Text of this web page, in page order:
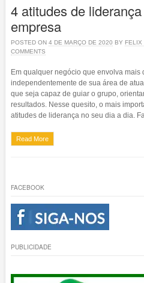
4 atitudes de
empresa
POSTED ON 4 DE MARÇO DE 2020 BY FELIX
COMMENTS
Em qualquer negócio que envolva mais
independentemente de sua área de
que seja capaz de guiar o grupo,
resultados. Nesse quesito, o mais
atitudes de liderança no seu dia a dia.
Read More
FACEBOOK
PUBLICIDADE